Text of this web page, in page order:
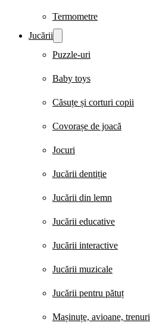
Termometre
Jucării
Puzzle-uri
Baby toys
Căsuțe și corturi copii
Covorașe de joacă
Jocuri
Jucării dentiție
Jucării din lemn
Jucării educative
Jucării interactive
Jucării muzicale
Jucării pentru pătuț
Mașinuțe, avioane, trenuri